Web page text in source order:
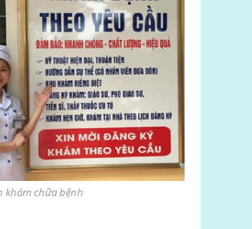
khám chữa bệnh